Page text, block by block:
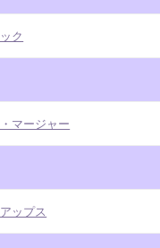
ク
マージャー
ップス